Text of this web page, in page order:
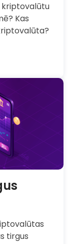
kriptovalūtu
Kas
tirgus